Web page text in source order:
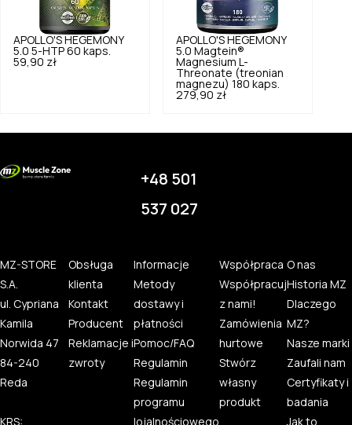
APOLLO'S HEGEMONY
5.0 5-HTP 60 kaps.
59,90 zł
APOLLO'S HEGEMONY
5.0 Magtein®
Magnesium L-
Threonate (treonian
magnezu) 180 kaps.
279,90 zł
+48 501
537 027
MZ-STORE
S.A.
ul. Cypriana
Kamila
Norwida 47
84-240
Reda
KRS:
Obsługa
klienta
Kontakt
Producent
Reklamacje i
zwroty
Informacje
Metody
dostawy i
płatności
Pomoc/FAQ
Regulamin
Regulamin
programu
lojalnościowego
Współpraca
Współpracuj
z nami!
Zamówienia
hurtowe
Stwórz
własny
produkt
O nas
Historia MZ
Dlaczego
MZ?
Nasze marki
Zaufali nam
Certyfikaty i
badania
Jak to